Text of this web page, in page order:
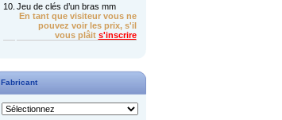
10. Jeu de clés d’un bras mm
En tant que visiteur vous ne
pouvez voir les prix, s'il
vous plâit s'inscrire
Fabricant